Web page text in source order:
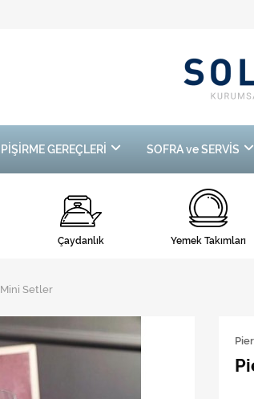
PİŞİRME GEREÇLERİ SOFRA ve SERVİS
Çaydanlık Yemek Takımları
Mini Setler